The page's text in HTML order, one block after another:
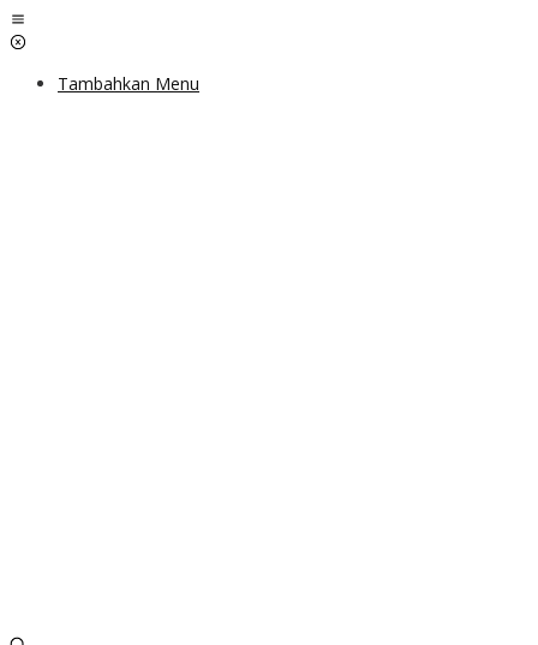
Lewati
ke
Tambahkan Menu